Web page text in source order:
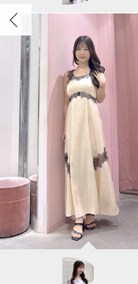
AYU/158cm